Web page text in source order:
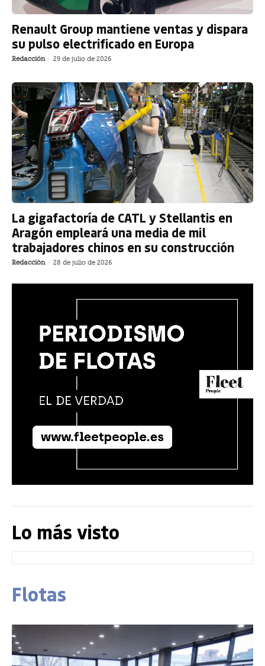
Renault Group mantiene ventas y dispara
su pulso electrificado en Europa
Redacción - 29 de julio de 2026
La gigafactoría de CATL y Stellantis en
Aragón empleará una media de mil
trabajadores chinos en su construcción
Redacción - 28 de julio de 2026
Lo más visto
Flotas